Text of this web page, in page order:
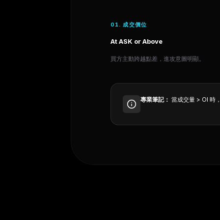
01. 成交價位
At ASK or Above
買方主動跨越點差，進攻意圖明顯。
專業筆記： 當成交量 > OI 時